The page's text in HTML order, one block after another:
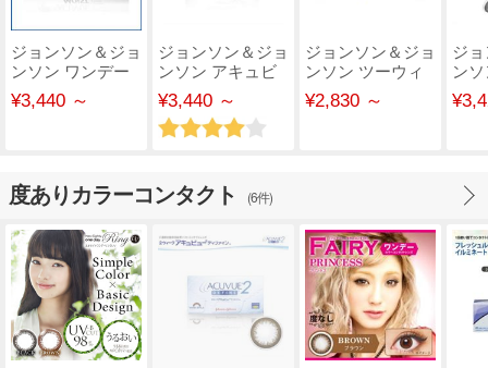
ジョンソン＆ジョ
ンソン ワンデー
アキュビューモイ
ス..
¥3,440 ～
ジョンソン＆ジョ
ンソン アキュビ
ュー オアシス 乱
視..
¥3,440 ～
ジョンソン＆ジョ
ンソン ツーウィ
ーク アキュビュ
ー
¥2,830 ～
ジ
ン
ア
ィ..
度ありカラーコンタクト (6件)